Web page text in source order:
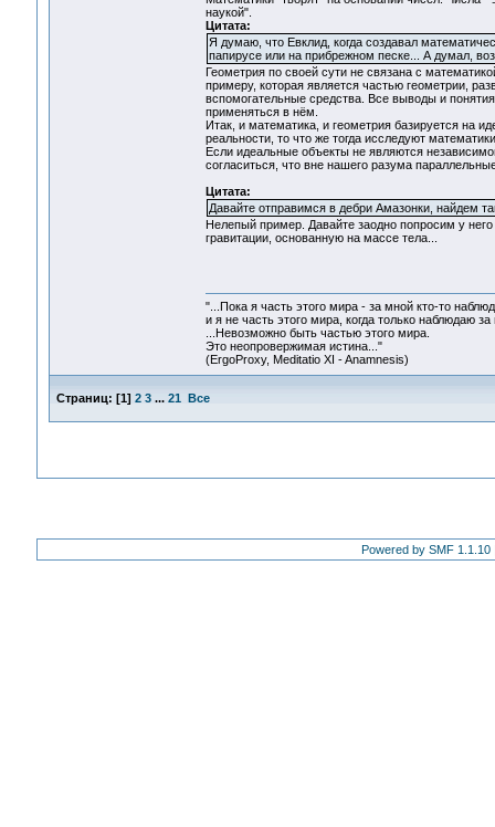
наукой".
Цитата:
Я думаю, что Евклид, когда создавал
папирусе или на прибрежном песке... А думал,
Геометрия по своей сути не связана с
примеру, которая является частью геометрии,
вспомогательные средства. Все выводы и
применяться в нём.
Итак, и математика, и геометрия базируется на
реальности, то что же тогда исследуют
Если идеальные объекты не являются
согласиться, что вне нашего разума
Цитата:
Давайте отправимся в дебри Амазонки, найдем
Нелепый пример. Давайте заодно попросим у
гравитации, основанную на массе тела...
"...Пока я часть этого мира - за мной кто-то
и я не часть этого мира, когда только наблюдаю
...Невозможно быть частью этого мира.
Это неопровержимая истина..."
(ErgoProxy, Meditatio XI - Anamnesis)
Страниц: [1] 2 3 ... 21 Все
Powered by SMF 1.1.10